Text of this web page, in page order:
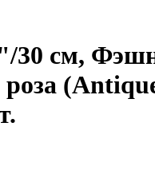
30 см,